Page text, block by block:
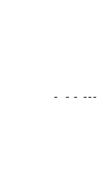
- - - ---